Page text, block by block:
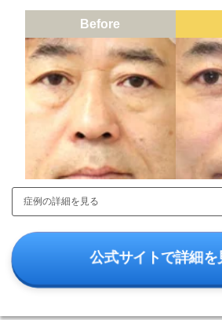
Before
症例の詳細を見る
公式サイトで詳細を